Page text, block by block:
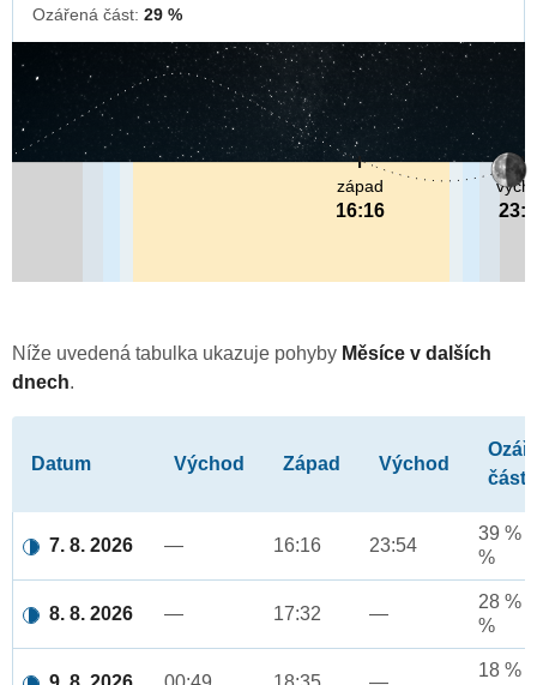
Ozářená část: 29 %
západ
16:16
Níže uvedená tabulka ukazuje pohyby Měsíce v dalších
dnech.
Datum Východ Západ Východ
část
7. 8. 2026 — 16:16 23:54
39 %
%
8. 8. 2026 — 17:32 —
28 %
%
18 %